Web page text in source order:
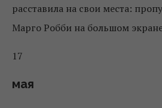
расставила на свои места:
Марго Робби на большом
17
мая